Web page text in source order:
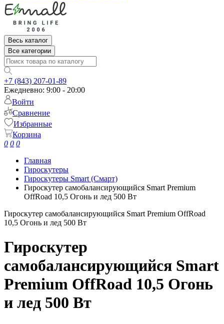
Весь каталог
Все категории
+7 (843) 207-01-89
Ежедневно: 9:00 - 20:00
Войти
Сравнение
Избранные
Корзина
0 0 0
Главная
Гироскутеры
Гироскутеры Smart (Смарт)
Гироскутер самобалансирующийся Smart Premium
OffRoad 10,5 Огонь и лед 500 Вт
Гироскутер самобалансирующийся Smart Premium OffRoad
10,5 Огонь и лед 500 Вт
Гироскутер
самобалансирующийся Smart
Premium OffRoad 10,5 Огонь
и лед 500 Вт